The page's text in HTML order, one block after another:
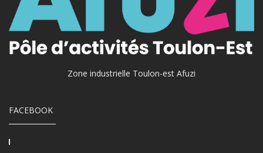
Zone industrielle Toulon-est Afuzi
FACEBOOK